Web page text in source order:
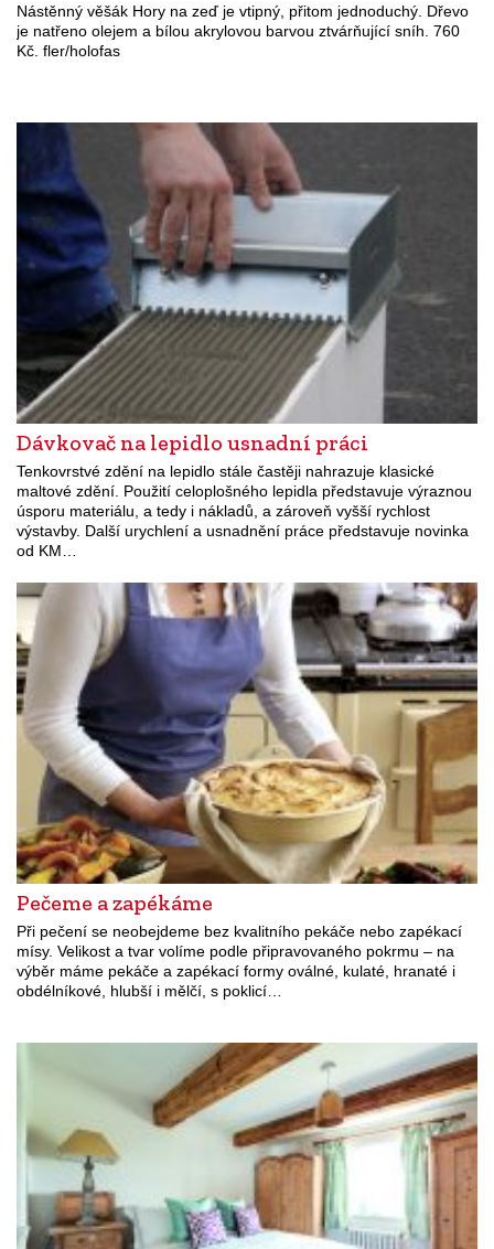
Nástěnný věšák Hory na zeď je vtipný, přitom jednoduchý. Dřevo
je natřeno olejem a bílou akrylovou barvou ztvárňující sníh. 760
Kč. fler/holofas
Dávkovač na lepidlo usnadní práci
Tenkovrstvé zdění na lepidlo stále častěji nahrazuje klasické
maltové zdění. Použití celoplošného lepidla představuje výraznou
úsporu materiálu, a tedy i nákladů, a zároveň vyšší rychlost
výstavby. Další urychlení a usnadnění práce představuje novinka
od KM…
Pečeme a zapékáme
Při pečení se neobejdeme bez kvalitního pekáče nebo zapékací
mísy. Velikost a tvar volíme podle připravovaného pokrmu – na
výběr máme pekáče a zapékací formy oválné, kulaté, hranaté i
obdélníkové, hlubší i mělčí, s poklicí…